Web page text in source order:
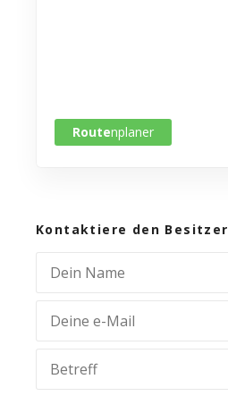
Routenplaner
Kontaktiere den Besitzer